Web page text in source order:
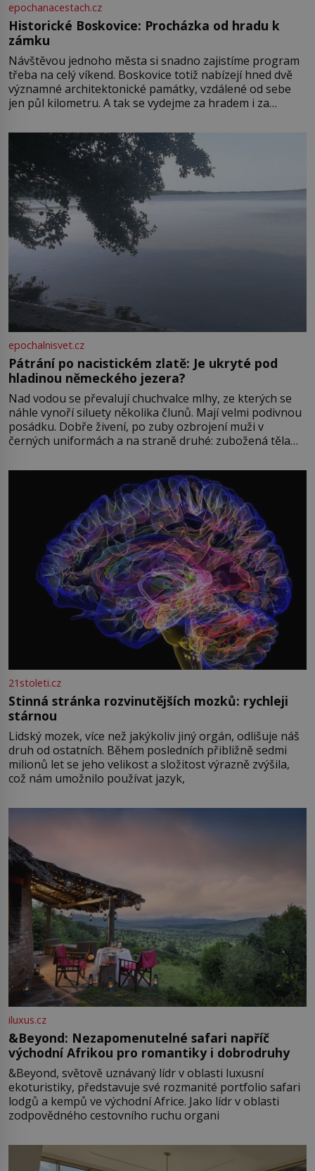
epochanacestach.cz
Historické Boskovice: Procházka od hradu k
zámku
Návštěvou jednoho města si snadno zajistíme program
třeba na celý víkend. Boskovice totiž nabízejí hned dvě
významné architektonické památky, vzdálené od sebe
jen půl kilometru. A tak se vydejme za hradem i za
Boskovice na okraji Drahanské vrchoviny vznikla někdy
ve13. století, a už v roce 1313 kronikáři zaznamenali
epochalnisvet.cz
Pátrání po nacistickém zlatě: Je ukryté pod
hladinou německého jezera?
Nad vodou se převalují chuchvalce mlhy, ze kterých se
náhle vynoří siluety několika člunů. Mají velmi podivnou
posádku. Dobře živení, po zuby ozbrojení muži v
černých uniformách a na straně druhé: zubožená těla
přízračná scéna znamená? Je jaro roku 1945, druhá
světová válka se chýlí ke konci. Jezero Stolpsee
21stoleti.cz
Stinná stránka rozvinutějších mozků: rychleji
stárnou
Lidský mozek, více než jakýkoliv jiný orgán, odlišuje náš
druh od ostatních. Během posledních přibližně sedmi
milionů let se jeho velikost a složitost výrazně zvýšila,
což nám umožnilo používat jazyk,
iluxus.cz
&Beyond: Nezapomenutelné safari napříč
východní Afrikou pro romantiky i dobrodruhy
&Beyond, světově uznávaný lídr v oblasti luxusní
ekoturistiky, představuje své rozmanité portfolio safari
lodgů a kempů ve východní Africe. Jako lídr v oblasti
zodpovědného cestovního ruchu organi